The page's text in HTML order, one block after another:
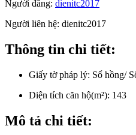
Người đăng: dienitc2017
Người liên hệ: dienitc2017
Thông tin chi tiết:
Giấy tờ pháp lý: Sổ hồng/
Diện tích căn hộ(m²): 143
Mô tả chi tiết: